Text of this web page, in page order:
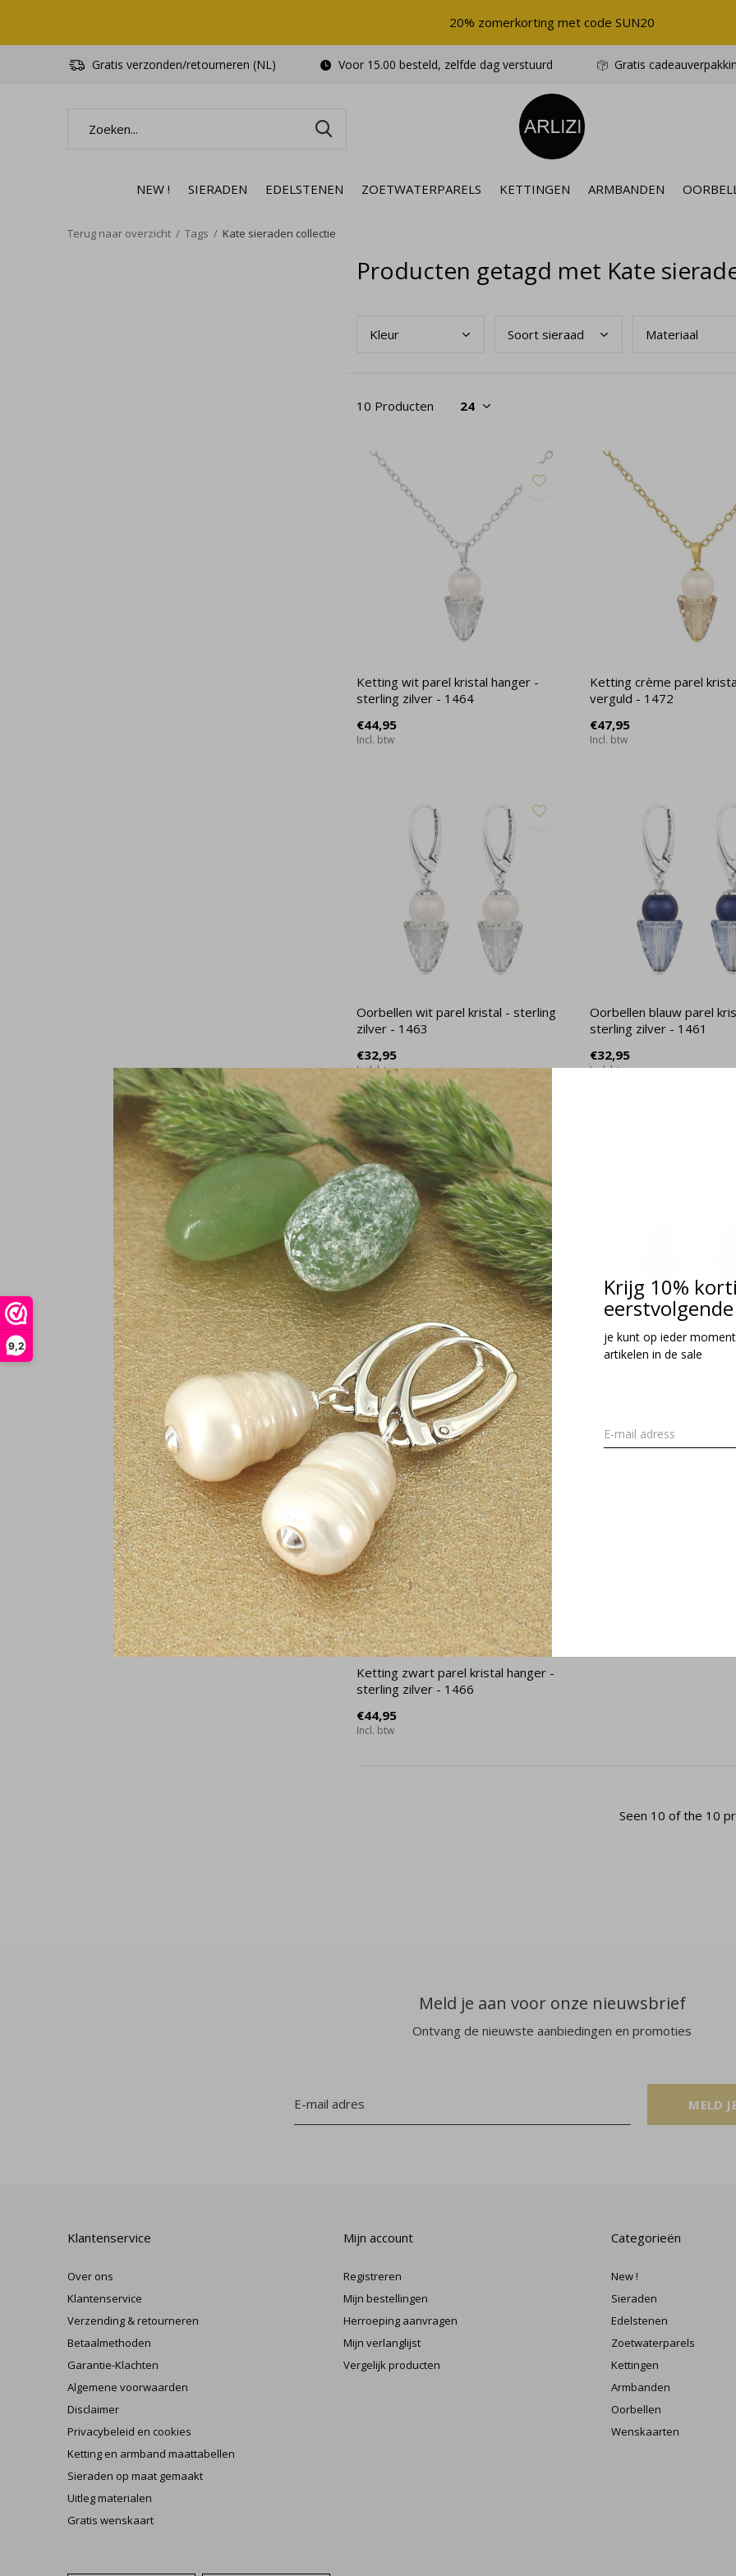
9,2
Krijg 10%
je kunt op ieder
artikelen in de sale
NEW ! SIERADEN EDELSTENEN ZOETWATERPARELS KETTINGEN ARMBANDEN
Gratis verzonden/retourneren (NL) Voor 15.00 besteld, zelfde dag verstuurd Gratis
20% zomerkorting met code SUN20
Terug naar overzicht Tags Kate sieraden collectie
Producten getagd met Kate
Kleur Soort sieraad Materiaal
10 Producten
Ketting wit parel kristal hanger -
sterling zilver - 1464
€44,95
Incl. btw
Ketting crème parel
verguld - 1472
€47,95
Incl. btw
Oorbellen wit parel kristal - sterling
zilver - 1463
€32,95
Incl. btw
Oorbellen blauw parel
sterling zilver - 1461
€32,95
Incl. btw
Ketting zwart parel kristal hanger
verguld - 1470
€47,95
Incl. btw
Oorbellen zwart parel
- 1469
Ketting zwart parel kristal hanger -
sterling zilver - 1466
€44,95
Incl. btw
Seen 10 of the 10
Meld je aan voor onze nieuwsbrief
Ontvang de nieuwste aanbiedingen en promoties
MELD
Klantenservice
Over ons
Klantenservice
Verzending & retourneren
Betaalmethoden
Garantie-Klachten
Algemene voorwaarden
Disclaimer
Privacybeleid en cookies
Ketting en armband maattabellen
Sieraden op maat gemaakt
Uitleg materialen
Gratis wenskaart
Mijn account
Registreren
Mijn bestellingen
Herroeping aanvragen
Mijn verlanglijst
Vergelijk producten
Categorieën
New !
Sieraden
Edelstenen
Zoetwaterparels
Kettingen
Armbanden
Oorbellen
Wenskaarten